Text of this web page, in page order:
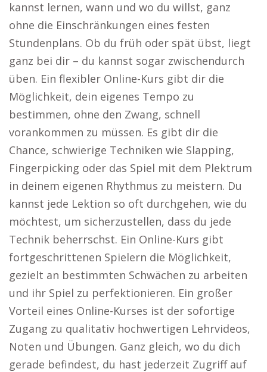
kannst lernen, wann und wo du willst, ganz
ohne die Einschränkungen eines festen
Stundenplans. Ob du früh oder spät übst, liegt
ganz bei dir – du kannst sogar zwischendurch
üben. Ein flexibler Online-Kurs gibt dir die
Möglichkeit, dein eigenes Tempo zu
bestimmen, ohne den Zwang, schnell
vorankommen zu müssen. Es gibt dir die
Chance, schwierige Techniken wie Slapping,
Fingerpicking oder das Spiel mit dem Plektrum
in deinem eigenen Rhythmus zu meistern. Du
kannst jede Lektion so oft durchgehen, wie du
möchtest, um sicherzustellen, dass du jede
Technik beherrschst. Ein Online-Kurs gibt
fortgeschrittenen Spielern die Möglichkeit,
gezielt an bestimmten Schwächen zu arbeiten
und ihr Spiel zu perfektionieren. Ein großer
Vorteil eines Online-Kurses ist der sofortige
Zugang zu qualitativ hochwertigen Lehrvideos,
Noten und Übungen. Ganz gleich, wo du dich
gerade befindest, du hast jederzeit Zugriff auf